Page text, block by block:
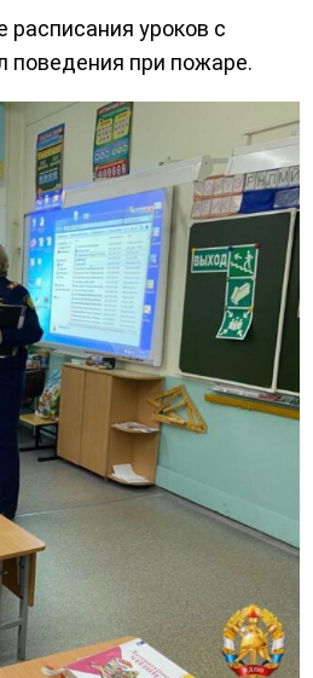
расписания уроков с
поведения при пожаре.